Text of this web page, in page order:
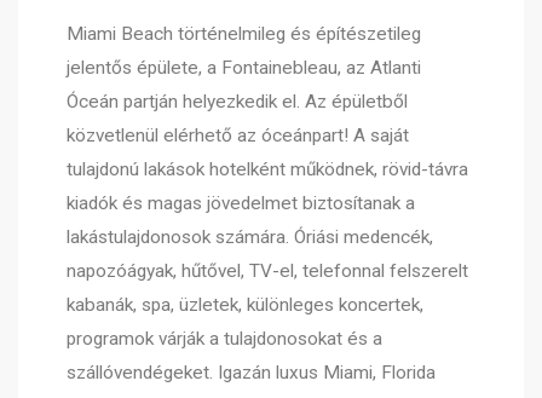
Miami Beach történelmileg és építészetileg
jelentős épülete, a Fontainebleau, az Atlanti
Óceán partján helyezkedik el. Az épületből
közvetlenül elérhető az óceánpart! A saját
tulajdonú lakások hotelként működnek, rövid-távra
kiadók és magas jövedelmet biztosítanak a
lakástulajdonosok számára. Óriási medencék,
napozóágyak, hűtővel, TV-el, telefonnal felszerelt
kabanák, spa, üzletek, különleges koncertek,
programok várják a tulajdonosokat és a
szállóvendégeket. Igazán luxus Miami, Florida